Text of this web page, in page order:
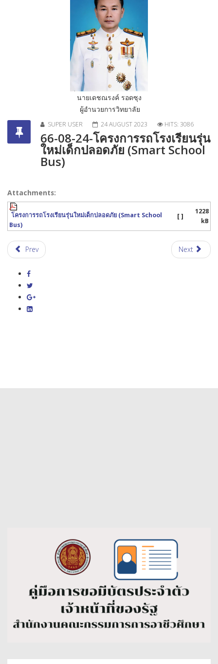
นายเดชณรงค์ รอดซุง
ผู้อำนวยการวิทยาลัย
SUPER USER 24 AUGUST 2023 HITS: 3086
66-08-24-โครงการรถโรงเรียนรุ่น
ใหม่เด็กปลอดภัย (Smart School
Bus)
Attachments:
โครงการรถโรงเรียนรุ่นใหม่เด็กปลอดภัย (Smart School
Bus)
[ ]
1228
kB
Prev Next